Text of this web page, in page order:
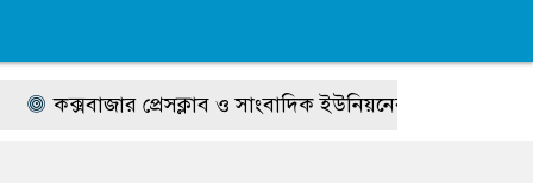
প্রেসক্লাব ও সাংবাদিক ইউনিয়নের উদ্যোগে বিনামূল্যে চক্ষু